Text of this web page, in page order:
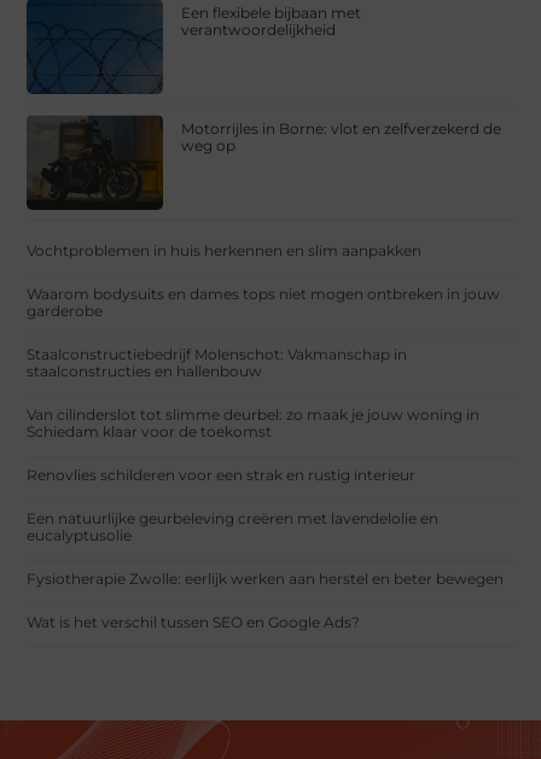
Een flexibele bijbaan met
verantwoordelijkheid
Motorrijles in Borne: vlot en zelfverzekerd de
weg op
Vochtproblemen in huis herkennen en slim aanpakken
Waarom bodysuits en dames tops niet mogen ontbreken in jouw
garderobe
Staalconstructiebedrijf Molenschot: Vakmanschap in
staalconstructies en hallenbouw
Van cilinderslot tot slimme deurbel: zo maak je jouw woning in
Schiedam klaar voor de toekomst
Renovlies schilderen voor een strak en rustig interieur
Een natuurlijke geurbeleving creëren met lavendelolie en
eucalyptusolie
Fysiotherapie Zwolle: eerlijk werken aan herstel en beter bewegen
Wat is het verschil tussen SEO en Google Ads?